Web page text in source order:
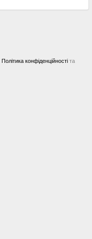
Політика конфіденційності та